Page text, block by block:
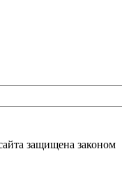
защищена законом